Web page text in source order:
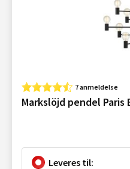
7 anmeldelse
Markslöjd pendel Paris
Leveres til: